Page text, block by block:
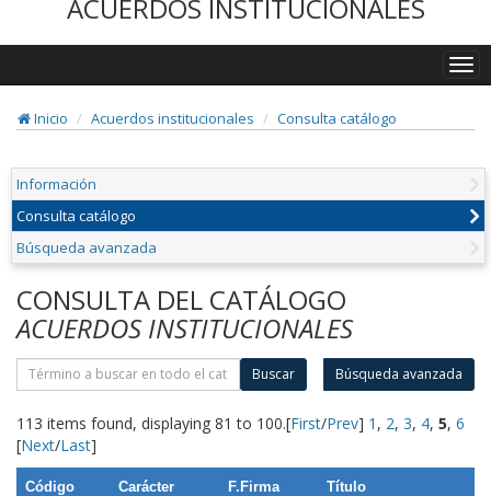
ACUERDOS INSTITUCIONALES
Inicio
Acuerdos institucionales Consulta catálogo
Información
Consulta catálogo
Búsqueda avanzada
CONSULTA DEL CATÁLOGO
ACUERDOS INSTITUCIONALES
Buscar Búsqueda avanzada
113 items found, displaying 81 to 100.[First/Prev] 1 , 2, 3, 4, 5, 6
[Next/Last]
Código Carácter F.Firma Título